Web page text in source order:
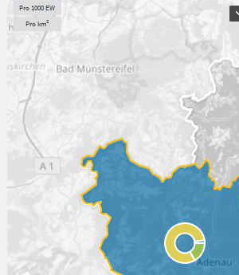
Pro 1000 EW
Pro km²